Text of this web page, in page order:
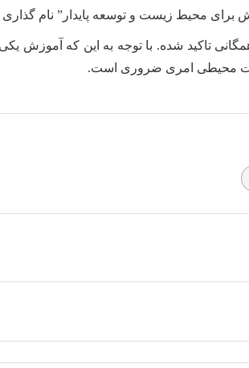
برای محیط زیست و توسعه پایدار” نام
تاکید شده. با توجه به این که آموزش
‌محیطی امری ضروری است.